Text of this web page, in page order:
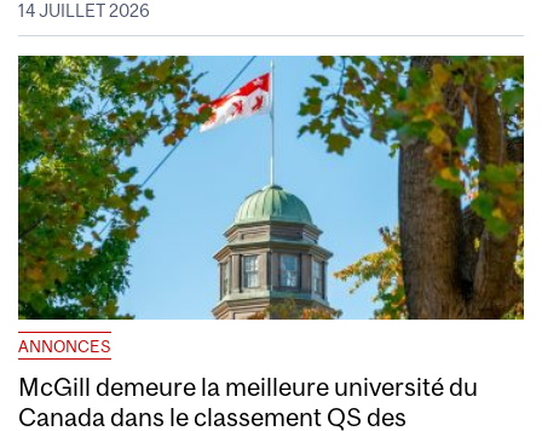
14 JUILLET 2026
ANNONCES
McGill demeure la meilleure université du
Canada dans le classement QS des